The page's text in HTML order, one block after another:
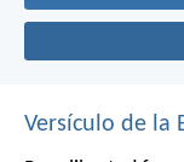
Versículo de la